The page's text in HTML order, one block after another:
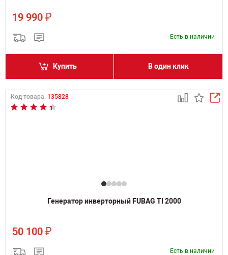
19 990 ₽
Есть в наличии
Купить В один клик
Код товара: 135828
Генератор инверторный FUBAG TI 2000
50 100 ₽
Есть в наличии